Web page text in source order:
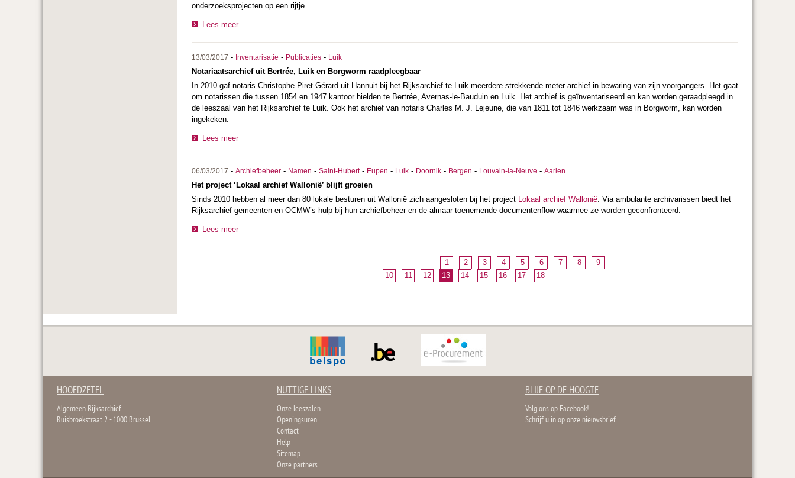
onderzoeksprojecten op een rijtje.
Lees meer
13/03/2017 - Inventarisatie - Publicaties - Luik
Notariaatsarchief uit Bertrée, Luik en Borgworm raadpleegbaar
In 2010 gaf notaris Christophe Piret-Gérard uit Hannuit bij het Rijksarchief te Luik meerdere strekkende meter archief in bewaring van zijn voorgangers. Het gaat
om notarissen die tussen 1854 en 1947 kantoor hielden te Bertrée, Avernas-le-Bauduin en Luik. Het archief is geïnventariseerd en kan worden geraadpleegd in
de leeszaal van het Rijksarchief te Luik. Ook het archief van notaris Charles M. J. Lejeune, die van 1811 tot 1846 werkzaam was in Borgworm, kan worden
ingekeken.
Lees meer
06/03/2017 - Archiefbeheer - Namen - Saint-Hubert- Eupen - Luik - Doornik - Bergen - Louvain-la-Neuve - Aarlen
Het project ‘Lokaal archief Wallonië’ blijft groeien
Sinds 2010 hebben al meer dan 80 lokale besturen uit Wallonië zich aangesloten bij het project
Lokaal archief Wallonië . Via ambulante archivarissen biedt het
Rijksarchief gemeenten en OCMW’s hulp bij hun archiefbeheer en de almaar toenemende documentenflow waarmee ze worden geconfronteerd.
Lees meer
1 2 3 4 5 6 7 8
9
10
11 12 13 14 15 16 17 18
HOOFDZETEL
Algemeen Rijksarchief
Ruisbroekstraat 2 - 1000 Brussel
NUTTIGE LINKS
Onze leeszalen
Openingsuren
Contact
Help
Sitemap
Onze partners
BLIJF OP DE HOOGTE
Volg ons op Facebook!
Schrijf u in op onze nieuwsbrief